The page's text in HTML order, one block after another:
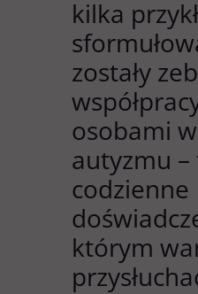
kilka
zostały
osobami
autyzmu –
codzienne
którym